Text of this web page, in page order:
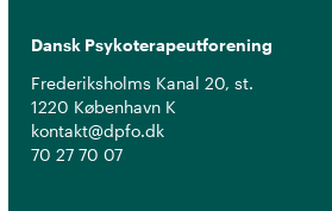
Dansk Psykoterapeutforening
Frederiksholms Kanal 20, st.
1220 København K
kontakt@dpfo.dk
70 27 70 07